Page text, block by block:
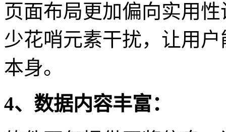
页面布局更加偏向实用
少花哨元素干扰，让用
本身。
4、数据内容丰富：